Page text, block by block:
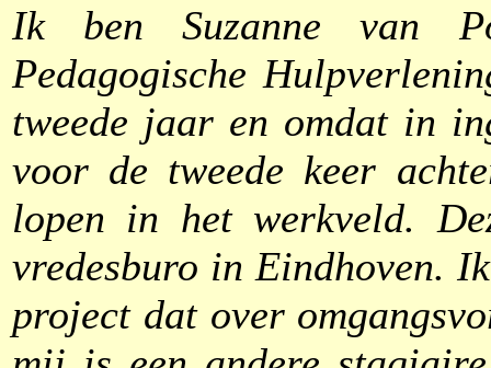
Ik ben Suzanne van
Pedagogische
tweede jaar en omdat in
voor de tweede keer
lopen in het werkveld.
vredesburo in Eindhoven.
project dat over